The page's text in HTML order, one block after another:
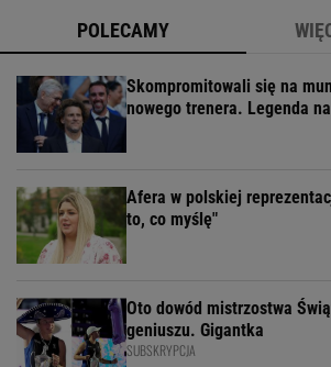
POLECAMY
Skompromitowali się na
nowego trenera. Legenda
Afera w polskiej
to, co myślę"
Oto dowód mistrzostwa
geniuszu. Gigantka
SUBSKRYPCJA